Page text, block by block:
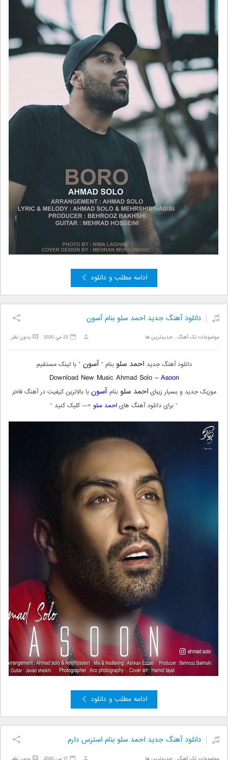
ادامه مطلب و دانلود
دانلود آهنگ جدید احمد سلو بنام آسون
موضوعات:تک آهنگ ,جدیدترین ها بدون نظر 23 می 2020
دانلود آهنگ جدید احمد سلو بنام “آسون” با لینک مستقیم
Download New Music Ahmad Solo –Asoon
موزیک جدید و بسیار زیبایاحمد سلو بنام آسونبا بالاترین کیفیت در آهنگ فاخز
” برای دانلود آهنگ هایاحمد سلو <— کلیک کنید “
ادامه مطلب و دانلود
دانلود آهنگ جدید احمد سلو بنام استرس دارم